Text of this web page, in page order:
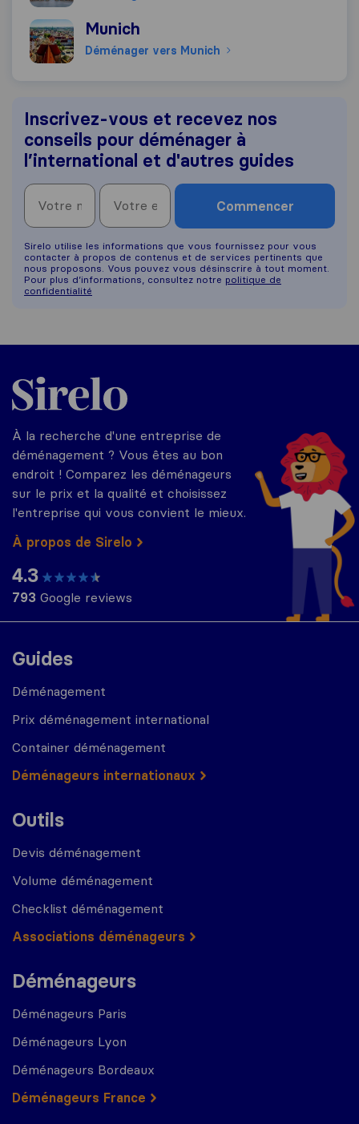
Déménager vers Munich
Munich
Déménager vers Munich
Inscrivez-vous et recevez nos
conseils pour déménager à
l’international et d'autres guides
Commencer
Sirelo utilise les informations que vous fournissez pour vous
contacter à propos de contenus et de services pertinents que
nous proposons. Vous pouvez vous désinscrire à tout moment.
Pour plus d’informations, consultez notre politique de
confidentialité
Guides
Déménagement
Prix déménagement international
Container déménagement
Déménageurs internationaux
Outils
Devis déménagement
Volume déménagement
Checklist déménagement
Associations déménageurs
Déménageurs
Déménageurs Paris
Déménageurs Lyon
Déménageurs Bordeaux
Déménageurs France
Sirelo.fr
À la recherche d'une entreprise de
déménagement ? Vous êtes au bon
endroit ! Comparez les déménageurs
sur le prix et la qualité et choisissez
l'entreprise qui vous convient le mieux.
À propos de Sirelo
4.3
793 Google reviews